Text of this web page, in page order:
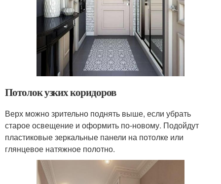
Потолок узких коридоров
Верх можно зрительно поднять выше, если убрать
старое освещение и оформить по-новому. Подойдут
пластиковые зеркальные панели на потолке или
глянцевое натяжное полотно.